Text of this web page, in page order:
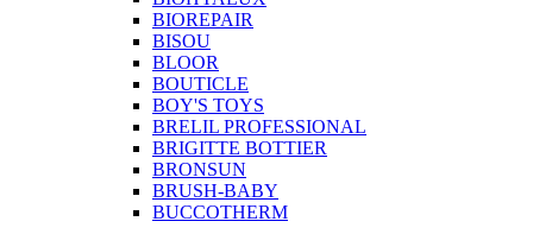
BIOREPAIR
BISOU
BLOOR
BOUTICLE
BOY'S TOYS
BRELIL PROFESSIONAL
BRIGITTE BOTTIER
BRONSUN
BRUSH-BABY
BUCCOTHERM